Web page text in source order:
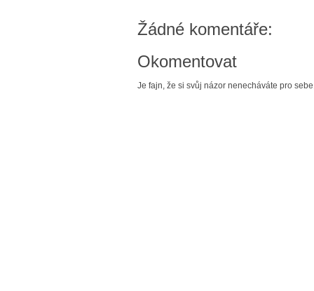
Žádné komentáře:
Okomentovat
Je fajn, že si svůj názor nenecháváte pro sebe.